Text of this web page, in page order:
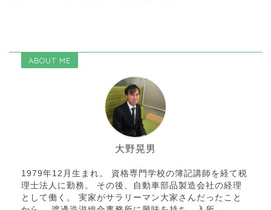
ABOUT ME
大野晃男
1979年12月生まれ。 資格専門学校の簿記講師を経て税
理士法人に勤務。 その後、自動車部品製造会社の経理
として働く。 実家がサラリーマン大家さんだったこと